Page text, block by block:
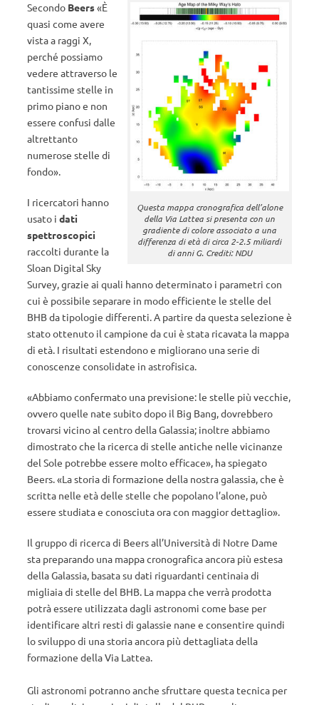
Questa mappa cronografica dell’alone
della Via Lattea si presenta con un
gradiente di colore associato a una
differenza di età di circa 2-2.5 miliardi
di anni G. Crediti: NDU
Secondo Beers«È
quasi come avere
vista a raggi X,
perché possiamo
vedere attraverso le
tantissime stelle in
primo piano e non
essere confusi dalle
altrettanto
numerose stelle di
fondo».
I ricercatori hanno
usato i dati
spettroscopici
raccolti durante la
Sloan Digital Sky
Survey, grazie ai quali hanno determinato i parametri con
cui è possibile separare in modo efficiente le stelle del
BHB da tipologie differenti. A partire da questa selezione è
stato ottenuto il campione da cui è stata ricavata la mappa
di età. I risultati estendono e migliorano una serie di
conoscenze consolidate in astrofisica.
«Abbiamo confermato una previsione: le stelle più vecchie,
ovvero quelle nate subito dopo il Big Bang, dovrebbero
trovarsi vicino al centro della Galassia; inoltre abbiamo
dimostrato che la ricerca di stelle antiche nelle vicinanze
del Sole potrebbe essere molto efficace», ha spiegato
Beers.«La storia di formazione della nostra galassia, che è
scritta nelle età delle stelle che popolano l’alone, può
essere studiata e conosciuta ora con maggior dettaglio».
Il gruppo di ricerca di Beers all’Università di Notre Dame
sta preparando una mappa cronografica ancora più estesa
della Galassia, basata su dati riguardanti centinaia di
migliaia di stelle del BHB. La mappa che verrà prodotta
potrà essere utilizzata dagli astronomi come base per
identificare altri resti di galassie nane e consentire quindi
lo sviluppo di una storia ancora più dettagliata della
formazione della Via Lattea.
Gli astronomi potranno anche sfruttare questa tecnica per